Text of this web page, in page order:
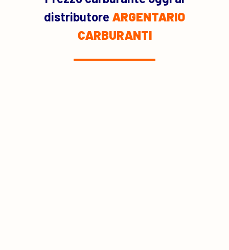
distributore ARGENTARIO
CARBURANTI